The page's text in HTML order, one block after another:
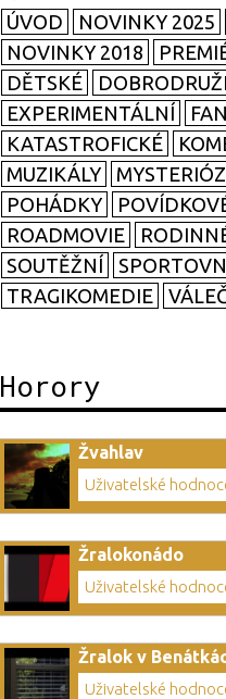
ÚVOD NOVINKY 2025
NOVINKY 2018
DĚTSKÉ
EXPERIMENTÁLNÍ
KATASTROFICKÉ
MUZIKÁLY
POHÁDKY
ROADMOVIE
SOUTĚŽNÍ
TRAGIKOMEDIE
Horory
Žvahlav
Uživatelské
Žralokonádo
Uživatelské
Žralok v
Uživatelské